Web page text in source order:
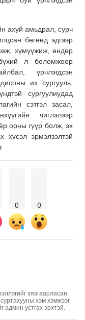
ахуй амьдрал, сурч
бөгөөд эдгээр
хүмүүжиж, өндөр
л боломжоор
үрчлэгдсэн
их сургууль,
сургуулиудад
сэтгэл засал,
чиглэлээр
орны гүүр болж, эх
хүсэл эрмэлзэлтэй
0 0
хязгаарласан
хэм хэмжээг
админ устгах эрхтэй.